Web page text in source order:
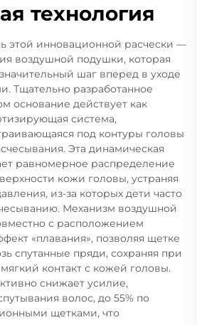
технология
этой инновационной расчески —
воздушной подушки, которая
шаг вперед в уходе
Тщательно разработанное
основание действует как
система,
под контуры головы
Эта динамическая
равномерное распределение
кожи головы, устраняя
из-за которых дети часто
Механизм воздушной
с расположением
«плавания», позволяя щетке
спутанные пряди, сохраняя при
контакт с кожей головы.
снижает усилие,
волос, до 55% по
щетками, что